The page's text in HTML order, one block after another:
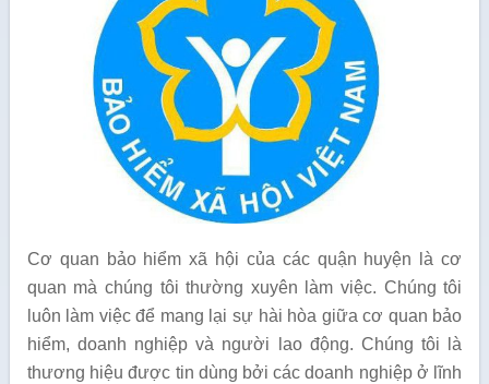
Cơ quan bảo hiểm xã hội của các quận huyện là cơ
quan mà chúng tôi thường xuyên làm việc. Chúng tôi
luôn làm việc để mang lại sự hài hòa giữa cơ quan bảo
hiểm, doanh nghiệp và người lao động. Chúng tôi là
thương hiệu được tin dùng bởi các doanh nghiệp ở lĩnh